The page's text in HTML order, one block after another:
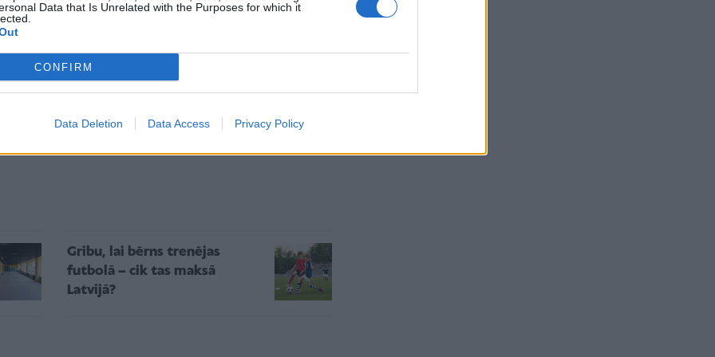
Data that Is Unrelated with the Purposes for which it
CONFIRM
Data Deletion Data Access Privacy Policy
iestāžu iekšējo noteikumu noteiktajā termiņā būs
skolā, vēl joprojām paliks aktīvi pieteikumi
skolās pieejama portālā izglitiba.riga.lv un
Gribu, lai bērns trenējas
futbolā – cik tas maksā
Latvijā?